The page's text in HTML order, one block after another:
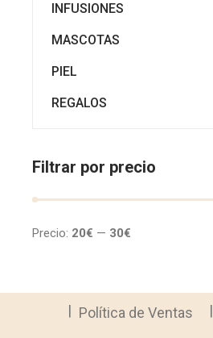
INFUSIONES
MASCOTAS
PIEL
REGALOS
Filtrar por precio
Precio: 20€ — 30€
Política de Ventas